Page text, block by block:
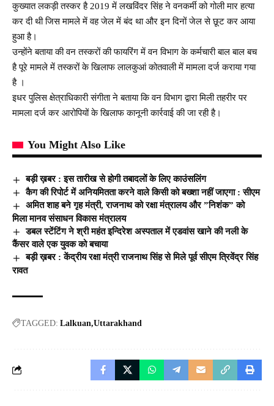
कुख्यात लकड़ी तस्कर है 2019 में लखविंदर सिंह ने वनकर्मी को गोली मार हत्या
कर दी थी जिस मामले में वह जेल में बंद था और इन दिनों जेल से छूट कर आया
हुआ है।
उन्होंने बताया की वन तस्करों की फायरिंग में वन विभाग के कर्मचारी बाल बाल बच
है पूरे मामले में तस्करों के खिलाफ लालकुआं कोतवाली में मामला दर्ज कराया गया
है ।
इधर पुलिस क्षेत्राधिकारी संगीता ने बताया कि वन विभाग द्वारा मिली तहरीर पर
मामला दर्ज कर आरोपियों के खिलाफ कानूनी कार्रवाई की जा रही है।
You Might Also Like
बड़ी ख़बर : इस तारीख से होगी तबादलों के लिए काउंसलिंग
कैग की रिपोर्ट में अनियमितता करने वाले किसी को बख्शा नहीं जाएगा : सीएम
अमित शाह बने गृह मंत्री, राजनाथ को रक्षा मंत्रालय और ”निशंक” को
मिला मानव संसाधन विकास मंत्रालय
डबल स्टेंटिंग ने श्री महंत इन्दिरेश अस्पताल में एडवांस खाने की नली के
कैंसर वाले एक युवक को बचाया
बड़ी ख़बर : केंद्रीय रक्षा मंत्री राजनाथ सिंह से मिले पूर्व सीएम त्रिवेंद्र सिंह
रावत
TAGGED: Lalkuan Uttarakhand